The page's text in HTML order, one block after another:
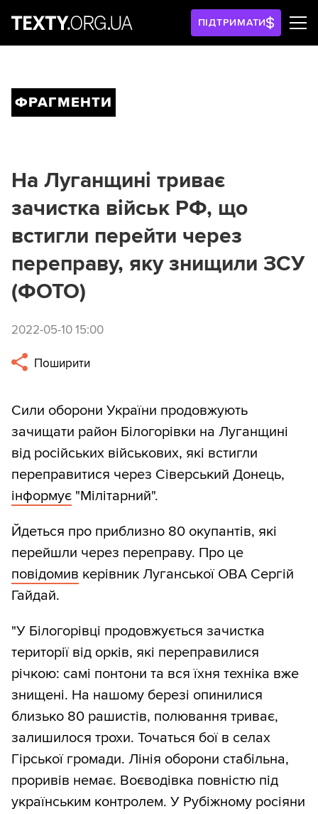
ПІДТРИМАТИ
ФРАГМЕНТИ
На Луганщині триває
зачистка військ РФ, що
встигли перейти через
переправу, яку знищили ЗСУ
(ФОТО)
2022-05-10 15:00
Поширити
Сили оборони України продовжують
зачищати район Білогорівки на Луганщині
від російських військових, які встигли
переправитися через Сіверський Донець,
інформує "Мілітарний".
Йдеться про приблизно 80 окупантів, які
перейшли через переправу. Про це
повідомив керівник Луганської ОВА Сергій
Гайдай.
"У Білогорівці продовжується зачистка
території від орків, які переправилися
річкою: самі понтони та вся їхня техніка вже
знищені. На нашому березі опинилися
близько 80 рашистів, полювання триває,
залишилося трохи. Точаться бої в селах
Гірської громади. Лінія оборони стабільна,
проривів немає. Воєводівка повністю під
українським контролем. У Рубіжному росіяни